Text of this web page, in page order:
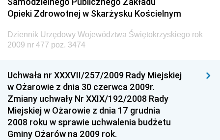
Dziennik Urzędowy Ministra Transportu
Dziennik Urzędowy Ministra Budownictwa
Dziennik Urzędowy Ministra Nauki i Szkolnictwa
Dziennik Urzędowy Głównego Urzędu Miar
Dziennik Urzędowy Ministra Rolnictwa i Rozwoju Wsi
Dziennik Urzędowy Ministra Edukacji Narodowej i
Sportu
Dziennik Urzędowy Ministra Edukacji i Nauki
Opieki Zdrowotnej w Skarżysku Kościelnym
Dziennik Urzędowy Województwa Świętokrzyskiego rok
2009 nr 477 poz. 3474
Uchwała nr XXXVII/257/2009 Rady Miejskiej
w Ożarowie z dnia 30 czerwca 2009r.
Zmiany uchwały Nr XXIX/192/2008 Rady
Miejskiej w Ożarowie z dnia 17 grudnia
2008 roku w sprawie uchwalenia budżetu
Gminy Ożarów na 2009 rok.